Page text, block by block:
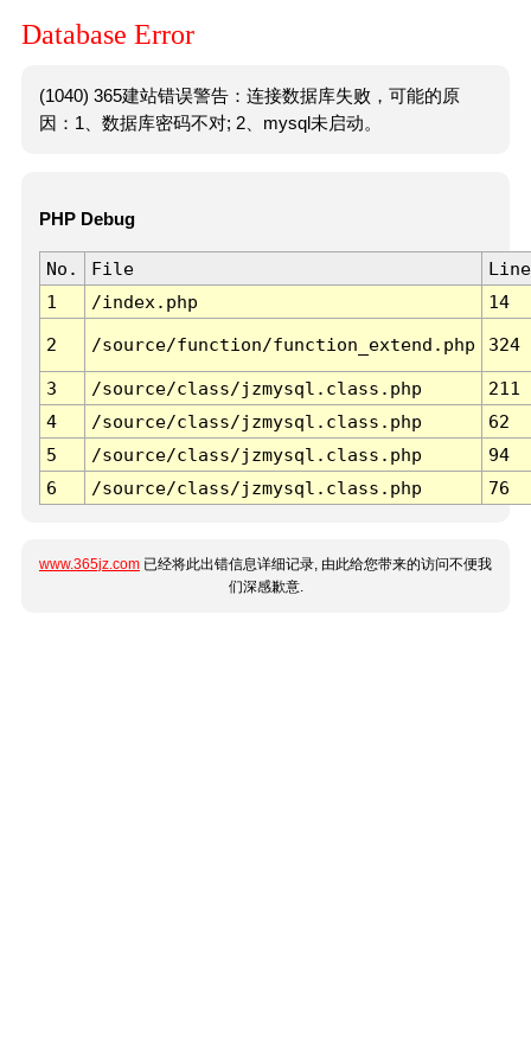
Database Error
(1040) 365建站错误警告：连接数据库失败，可能的原
因：1、数据库密码不对; 2、mysql未启动。
PHP Debug
No. File
Line
1
/index.php 14
2 /source/function/function_extend.php 324
3 /source/class/jzmysql.class.php
211
4
/source/class/jzmysql.class.php
62
5
/source/class/jzmysql.class.php
94
6
/source/class/jzmysql.class.php 76
www.365jz.com 已经将此出错信息详细记录, 由此给您带来的访问不便我
们深感歉意.